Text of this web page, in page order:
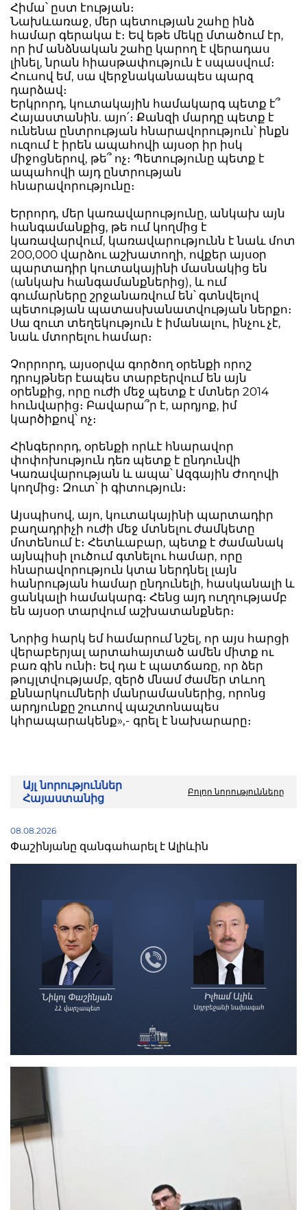
Հիմա՝ ըստ էության։
Նախևառաջ, մեր պետության շահը ինձ
համար գերակա է։ Եվ եթե մեկը մտածում էր,
որ իմ անձնական շահը կարող է վերադաս
լինել, նրան հիասթափություն է սպասվում։
Հուսով եմ, սա վերջնականապես պարզ
դարձավ։
Երկրորդ, կուտակային համակարգ պետք է՞
Հայաստանին. այո՛։ Քանզի մարդը պետք է
ունենա ընտրության հնարավորություն՝ ինքն
ուզում է իրեն ապահովի այսօր իր իսկ
միջոցներով, թե՞ ոչ։ Պետությունը պետք է
ապահովի այդ ընտրության
հնարավորությունը։
Երրորդ, մեր կառավարությունը, անկախ այն
հանգամանքից, թե ում կողմից է
կառավարվում, կառավարությունն է նաև մոտ
200,000 վարձու աշխատողի, ովքեր այսօր
պարտադիր կուտակայինի մասնակից են
(անկախ հանգամանքներից), և ում
գումարները շրջանառվում են՝ գտնվելով
պետության պատասխանատվության ներքո։
Սա զուտ տեղեկություն է իմանալու, ինչու չէ,
նաև մտորելու համար։
Չորրորդ, այսօրվա գործող օրենքի որոշ
դրույթներ էապես տարբերվում են այն
օրենքից, որը ուժի մեջ պետք է մտներ 2014
հունվարից։ Բավարա՞ր է, արդյոք, իմ
կարծիքով՝ ոչ։
Հինգերորդ, օրենքի որևէ հնարավոր
փոփոխություն դեռ պետք է ընդունվի
Կառավարության և ապա՝ Ազգային Ժողովի
կողմից։ Զուտ՝ ի գիտություն։
Այսպիսով, այո, կուտակայինի պարտադիր
բաղադրիչի ուժի մեջ մտնելու ժամկետը
մոտենում է։ Հետևաբար, պետք է ժամանակ
այնպիսի լուծում գտնելու համար, որը
հնարավորություն կտա ներդնել լայն
հանրության համար ընդունելի, հասկանալի և
ցանկալի համակարգ։ Հենց այդ ուղղությամբ
են այսօր տարվում աշխատանքներ։
Նորից հարկ եմ համարում նշել, որ այս հարցի
վերաբերյալ արտահայտած ամեն միտք ու
բառ գին ունի։ Եվ դա է պատճառը, որ ձեր
թույլտվությամբ, զերծ մնամ ժամեր տևող
քննարկումների մանրամասներից, որոնց
արդյունքը շուտով պաշտոնապես
կհրապարակենք»,- գրել է նախարարը։
Այլ նորություններ
Հայաստանից
Բոլոր նորությունները
08.08.2026
Փաշինյանը զանգահարել է Ալիևին